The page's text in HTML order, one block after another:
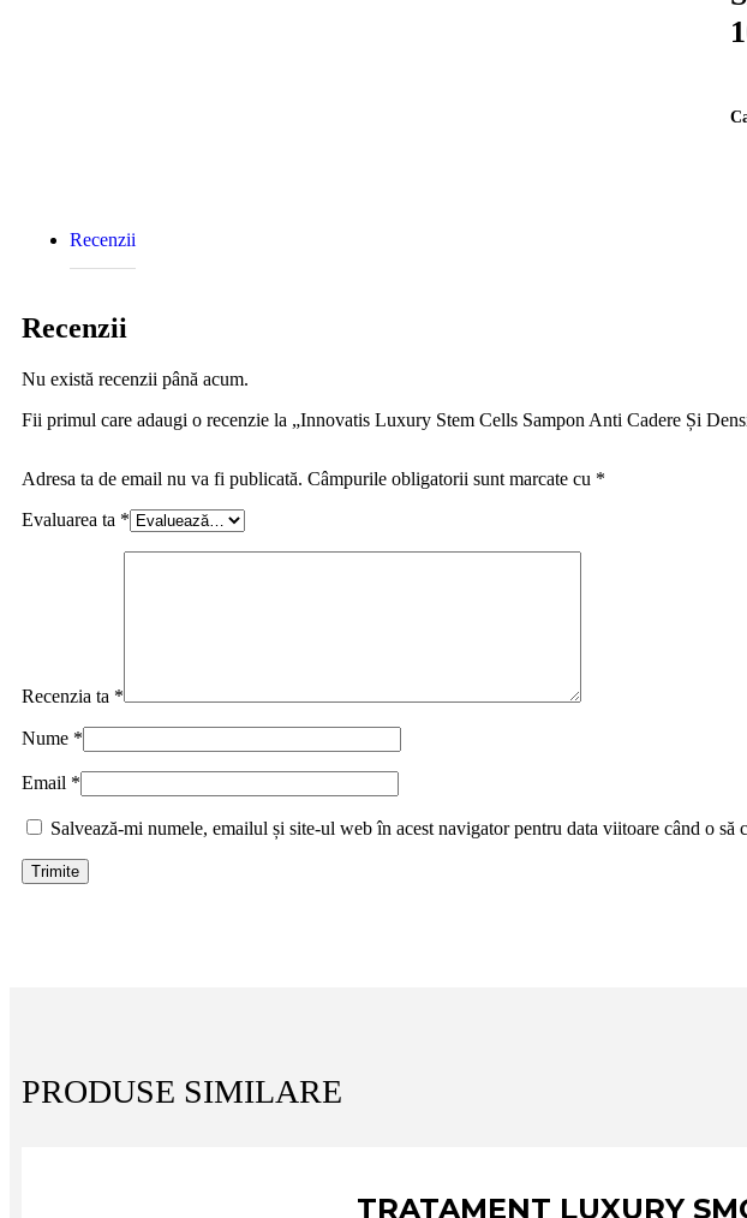
Recenzii
Recenzii
Nu există recenzii până acum.
Fii primul care adaugi o recenzie la „Innovatis Luxury Stem Cells Sampon Anti Cadere Și
Adresa ta de email nu va fi publicată. Câmpurile obligatorii sunt marcate cu *
Evaluarea ta *
Recenzia ta *
Nume *
Email *
Salvează-mi numele, emailul și site-ul web în acest navigator pentru data viitoare când o să
PRODUSE SIMILARE
TRATAMENT LUXURY